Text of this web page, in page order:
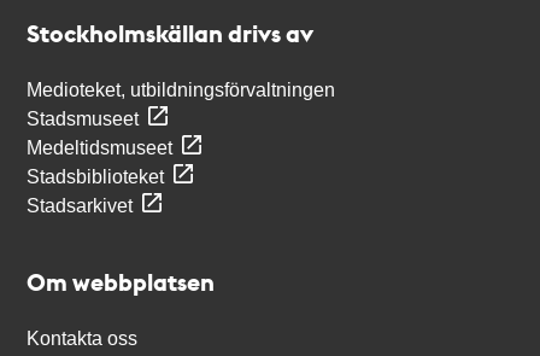
Stockholmskällan drivs av
Medioteket, utbildningsförvaltningen
Stadsmuseet
Medeltidsmuseet
Stadsbiblioteket
Stadsarkivet
Om webbplatsen
Kontakta oss